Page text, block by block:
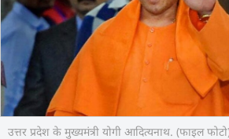
उत्तर प्रदेश के मुख्यमंत्री योगी आदित्यनाथ. (फाइल